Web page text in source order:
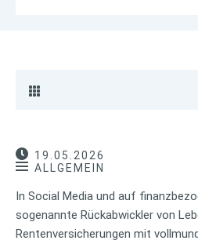
19.05.2026
ALLGEMEIN
In Social Media und auf
sogenannte Rückabwickler von
Rentenversicherungen mit